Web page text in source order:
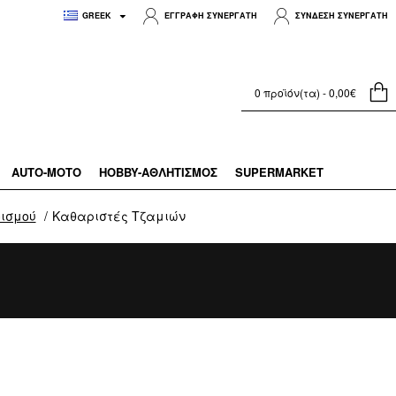
GREEK ΕΓΓΡΑΦΗ ΣΥΝΕΡΓΑΤΗ ΣΥΝΔΕΣΗ ΣΥΝΕΡΓΑΤΗ
0 προϊόν(τα) - 0,00€
AUTO-MOTO HOBBY-ΑΘΛΗΤΙΣΜΌΣ SUPERMARKET
Καθαριστές Τζαμιών